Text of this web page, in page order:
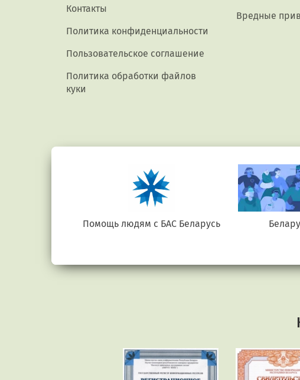
Контакты
Политика конфиденциальности
Пользовательское соглашение
Политика обработки файлов
куки
Вредные
Помощь людям с БАС Беларусь